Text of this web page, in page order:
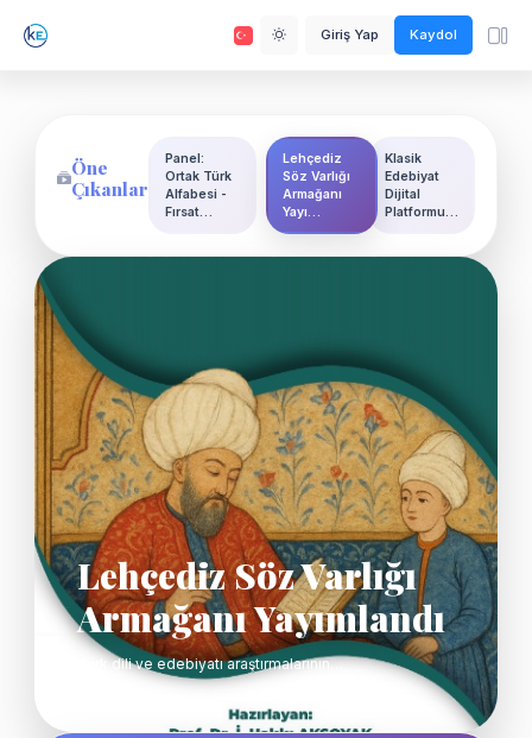
Giriş Yap Kaydol
Öne
Çıkanlar
Panel:
Ortak Türk
Alfabesi -
Fırsat…
Lehçediz
Söz Varlığı
Armağanı
Yayı…
Klasik
Edebiyat
Dijital
Platformu…
Lehçediz Söz Varlığı
Armağanı Yayımlandı
Türk dili ve edebiyatı araştırmalarının…